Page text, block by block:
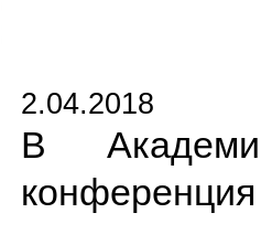
2.04.2018
В
конференция